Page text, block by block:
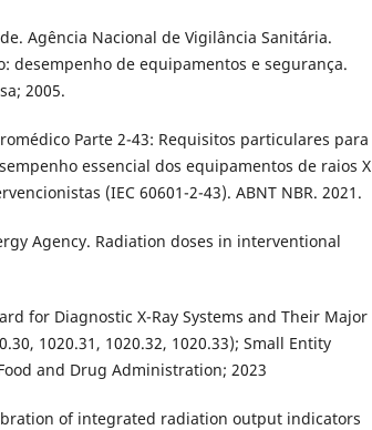
Agência Nacional de Vigilância Sanitária.
desempenho de equipamentos e segurança.
2005.
Parte 2-43: Requisitos particulares para
essencial dos equipamentos de raios X
(IEC 60601-2-43). ABNT NBR. 2021.
Agency. Radiation doses in interventional
for Diagnostic X-Ray Systems and Their Major
1020.31, 1020.32, 1020.33); Small Entity
and Drug Administration; 2023
of integrated radiation output indicators